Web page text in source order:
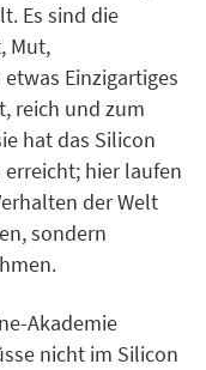
Es sind die
Mut,
Einzigartiges
reich und zum
hat das Silicon
hier laufen
der Welt
sondern
Akademie
nicht im Silicon